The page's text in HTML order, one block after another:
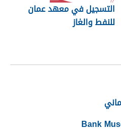
التسجيل في معهد عمان
للنفط والغاز